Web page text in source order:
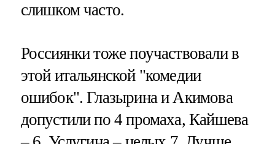
слишком часто.
Россиянки тоже поучаствовали в
этой итальянской "комедии
ошибок". Глазырина и Акимова
допустили по 4 промаха, Кайшева